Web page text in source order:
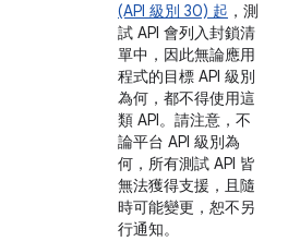
(API 級別 30) 起 ，測
試 API 會列入封鎖清
單中，因此無論應用
程式的目標 API 級別
為何，都不得使用這
類 API。請注意，不
論平台 API 級別為
何，所有測試 API 皆
無法獲得支援，且隨
時可能變更，恕不另
行通知。